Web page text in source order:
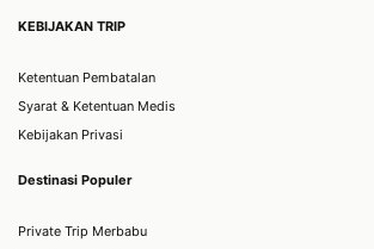
KEBIJAKAN TRIP
Ketentuan Pembatalan
Syarat & Ketentuan Medis
Kebijakan Privasi
Destinasi Populer
Private Trip Merbabu